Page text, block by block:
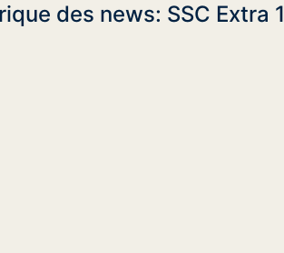
des news: SSC Extra 1